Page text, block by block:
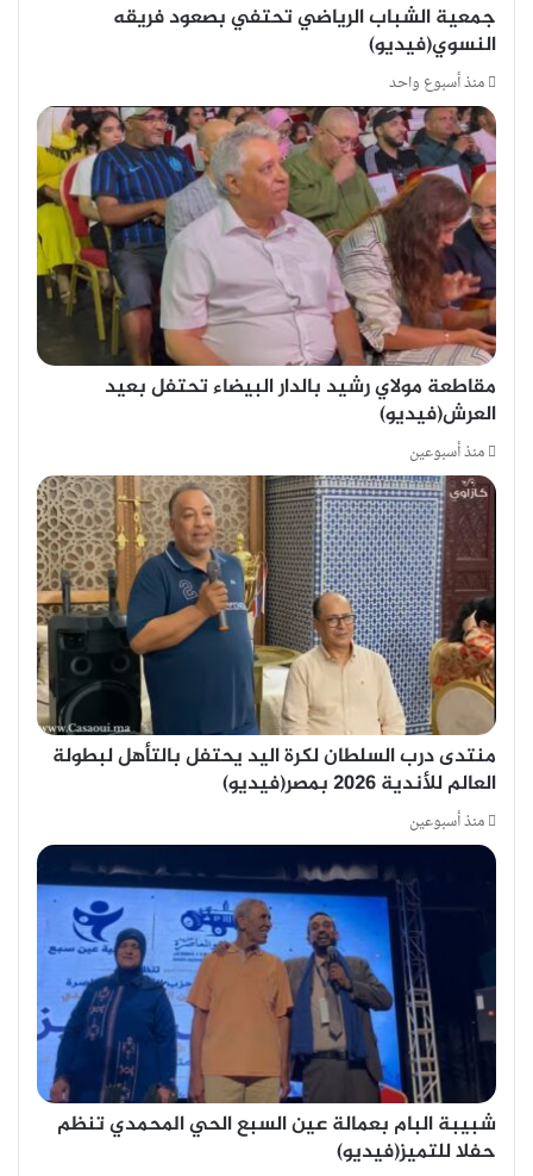
جمعية الشباب الرياضي تحتفي بصعود فريقه
النسوي(فيديو)
منذ أسبوع واحد
مقاطعة مولاي رشيد بالدار البيضاء تحتفل بعيد
العرش(فيديو)
منذ أسبوعين
منتدى درب السلطان لكرة اليد يحتفل بالتأهل لبطولة
العالم للأندية 2026 بمصر(فيديو)
منذ أسبوعين
شبيبة البام بعمالة عين السبع الحي المحمدي تنظم
حفلا للتميز(فيديو)